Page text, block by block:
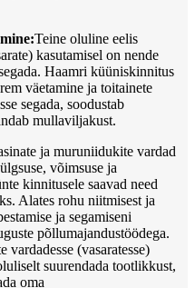
Teine oluline eelis
kasutamisel on nende
Haamri küüniskinnitus
väetamine ja toitainete
segada, soodustab
mullaviljakust.
ja muruniidukite vardad
võimsuse ja
kinnitusele saavad need
Alates rohu niitmisest ja
ja segamiseni
põllumajandustöödega.
(vasaratesse)
suurendada tootlikkust,
oma